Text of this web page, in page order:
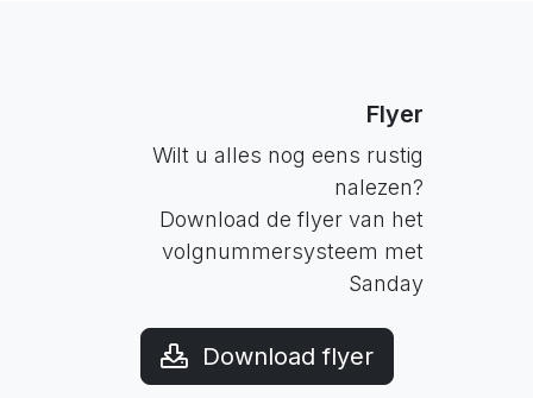
Flyer
Wilt u alles nog eens rustig
nalezen?
Download de flyer van het
volgnummersysteem met
Sanday
Download flyer